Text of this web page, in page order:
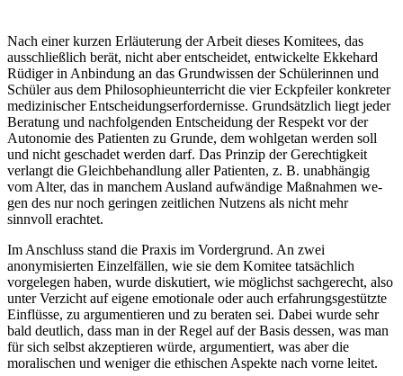
Nach einer kurzen Erläuterung der Arbeit dieses Komitees, das
ausschließlich berät, nicht aber entscheidet, entwickelte Ekkehard
Rüdiger in Anbindung an das Grund­wissen der Schülerinnen und
Schüler aus dem Philosophieunterricht die vier Eckpfei­ler konkreter
medizinischer Entscheidungserfordernisse. Grundsätzlich liegt jeder
Beratung und nachfolgenden Ent­scheidung der Respekt vor der
Autono­mie des Patienten zu Grunde, dem wohlgetan werden soll
und nicht ge­schadet werden darf. Das Prinzip der Gerechtig­keit
verlangt die Gleichbe­hand­lung aller Patienten, z. B. unab­hängig
vom Alter, das in man­chem Aus­land aufwändige Maß­nahmen we­
gen des nur noch ge­ringen zeitli­chen Nut­zens als nicht mehr
sinnvoll erachtet.
Im Anschluss stand die Praxis im Vordergrund. An zwei
anonymisierten Einzelfällen, wie sie dem Komitee tatsächlich
vorgelegen haben, wurde diskutiert, wie möglichst sach­gerecht, also
unter Verzicht auf eigene emotionale oder auch erfahrungsgestütz­te
Einflüsse, zu argumentieren und zu beraten sei. Dabei wurde sehr
bald deutlich, dass man in der Regel auf der Basis dessen, was man
für sich selbst akzeptieren würde, argumentiert, was aber die
moralischen und weniger die ethischen Aspekte nach vorne leitet.